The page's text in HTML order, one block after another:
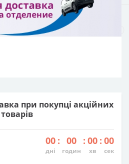
при покупці акційних
товарів
00
дні
: 00
годин
: 00
хв
: 00
сек